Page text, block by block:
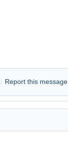
Report this message